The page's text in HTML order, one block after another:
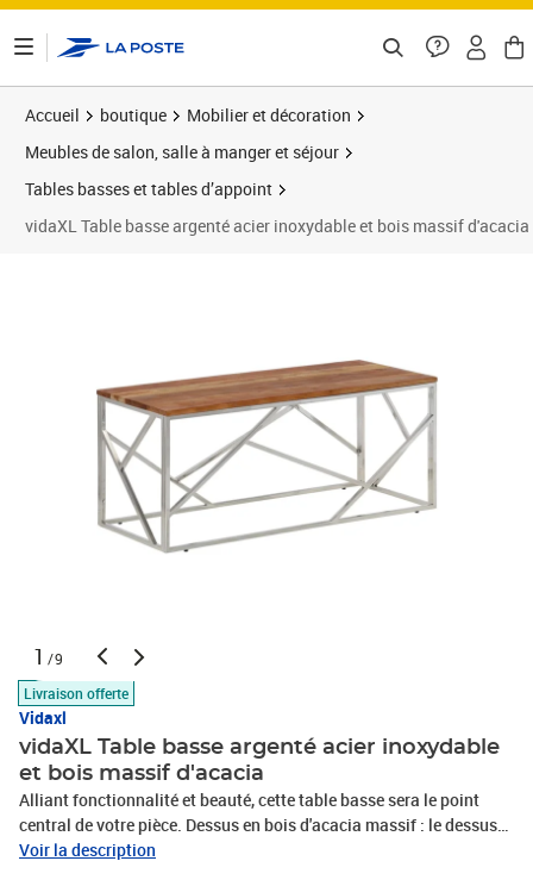
Accueil boutique
Mobilier et décoration
Meubles de salon, salle à manger et séjour
Tables basses et tables d’appoint
vidaXL Table basse argenté acier inoxydable et bois massif d'acacia
1 /9
Livraison offerte
Vidaxl
vidaXL Table basse argenté acier inoxydable
et bois massif d'acacia
Alliant fonctionnalité et beauté, cette table basse sera le point
central de votre pièce. Dessus en bois d'acacia massif : le dessus
de la table d'appoint offre une surface sûre et ample pour placer
Voir la description